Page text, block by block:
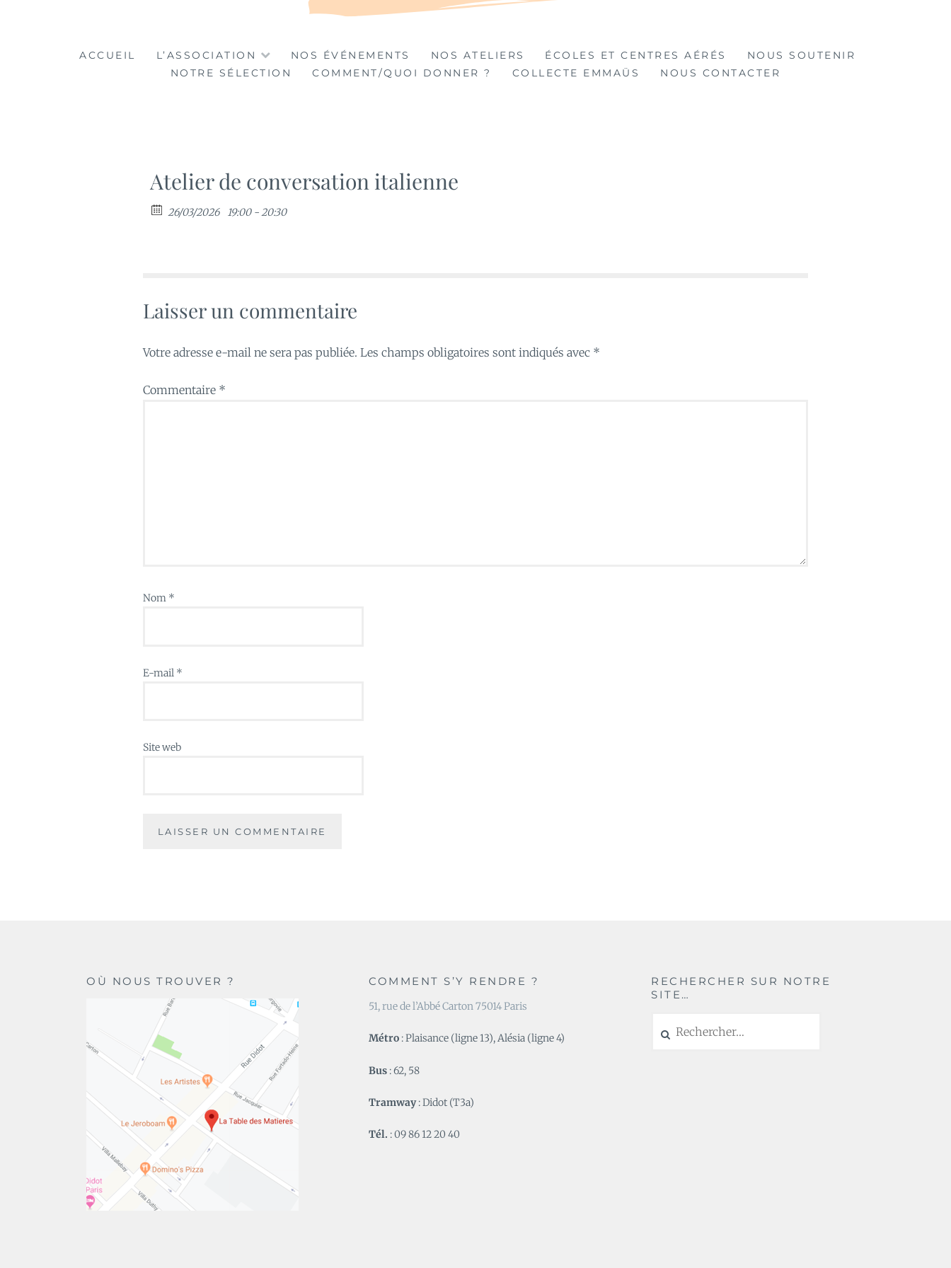
LA TABLE DES MATIÈRES
ACCUEIL L’ASSOCIATION NOS ÉVÉNEMENTS NOS ATELIERS ÉCOLES ET CENTRES AÉRÉS
NOUS SOUTENIR
NOTRE SÉLECTION
COMMENT/QUOI DONNER ? COLLECTE EMMAÜS NOUS CONTACTER
Atelier de conversation italienne
26/03/2026 19:00 - 20:30
Laisser un commentaire
Votre adresse e-mail ne sera pas publiée. Les champs obligatoires sont indiqués avec *
Commentaire *
Nom *
E-mail *
Site web
OÙ NOUS TROUVER ? COMMENT S’Y RENDRE ?
51, rue de l’Abbé Carton 75014 Paris
Métro : Plaisance (ligne 13), Alésia (ligne 4)
Bus : 62, 58
Tramway: Didot (T3a)
Tél. : 09 86 12 20 40
RECHERCHER SUR NOTRE
SITE…